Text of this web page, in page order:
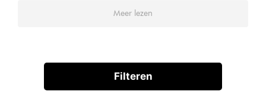
Meer lezen
Filteren